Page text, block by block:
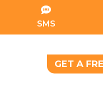
SMS
GET A